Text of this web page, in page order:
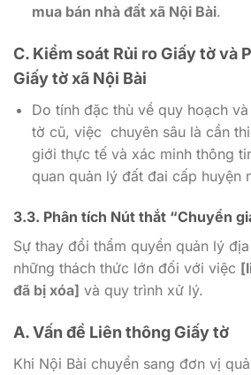
mua bán nhà đất xã Nội Bài.
C. Kiểm soát Rủi ro Giấy tờ và
Giấy tờ xã Nội Bài
Do tính đặc thù về quy hoạch
tờ cũ, việc chuyên sâu là cần
giới thực tế và xác minh thông
quan quản lý đất đai cấp huyện
3.3. Phân tích Nút thắt “Chuyển
Sự thay đổi thẩm quyền quản lý
những thách thức lớn đối với việc
đã bị xóa] và quy trình xử lý.
A. Vấn đề Liên thông Giấy tờ
Khi Nội Bài chuyển sang đơn vị